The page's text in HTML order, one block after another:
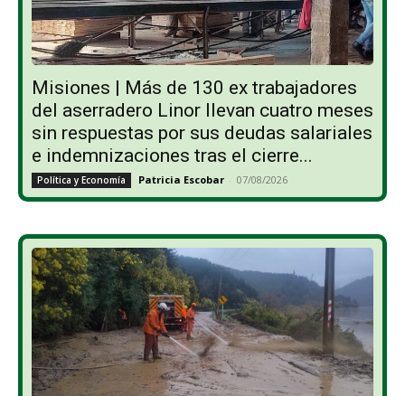
Misiones | Más de 130 ex trabajadores
del aserradero Linor llevan cuatro meses
sin respuestas por sus deudas salariales
e indemnizaciones tras el cierre...
Política y Economía Patricia Escobar - 07/08/2026